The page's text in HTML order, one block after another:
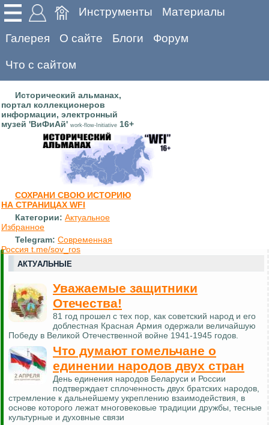
Инструменты Материалы
Галерея О сайте Блоги Форум
Что с сайтом
Исторический альманах,
портал коллекционеров
информации, электронный
музей 'ВиФиАй' work-flow-Initiative 16+
СОХРАНИ СВОЮ ИСТОРИЮ
НА СТРАНИЦАХ WFI
Категории: Актуальное
Избранное
Telegram: Современная
Россия t.me/sov_ros
АКТУАЛЬНЫЕ
Уважаемые защитники
Отечества!
81 год прошел с тех пор, как советский народ и его
доблестная Красная Армия одержали величайшую
Победу в Великой Отечественной войне 1941-1945 годов.
Что думают гомельчане о
единении народов двух стран
День единения народов Беларуси и России
подтверждает сплоченность двух братских народов,
стремление к дальнейшему укреплению взаимодействия, в
основе которого лежат многовековые традиции дружбы, тесные
культурные и духовные связи